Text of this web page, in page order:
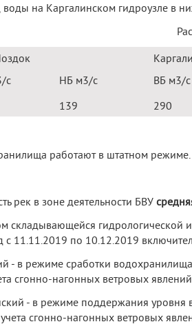
воды на Каргалинском гидроузле в
/с НБ м3/с ВБ м3/с
139 290
работают в штатном режиме.
рек в зоне деятельности БВУ
складывающейся гидрологической
с 11.11.2019 по 10.12.2019
- в режиме сработки
сгонно-нагонных ветровых
- в режиме поддержания уровня
сгонно-нагонных ветровых